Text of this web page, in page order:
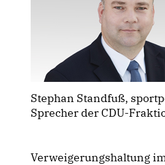
Stephan Standfuß,
Sprecher der CDU-
Verweigerungshaltung